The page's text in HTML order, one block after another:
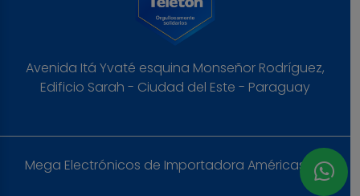
Avenida Itá Yvaté esquina Monseñor Rodríguez,
Edificio Sarah - Ciudad del Este - Paraguay
Mega Electrónicos de Importadora Américas S.A